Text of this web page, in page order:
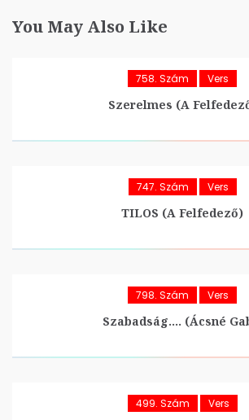
You May Also Like
758. Szám Vers
Szerelmes (A
747. Szám Vers
TILOS (A Felfedező)
798. Szám Vers
Szabadság…. (Ácsné
499. Szám Vers